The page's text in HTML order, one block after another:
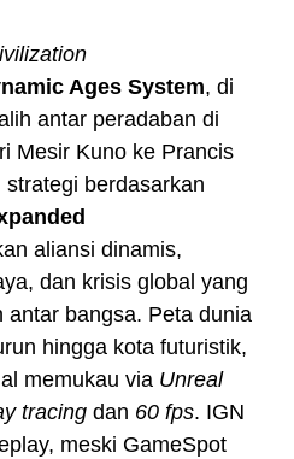
Ages System, di
antar peradaban di
Mesir Kuno ke Prancis
berdasarkan
aliansi dinamis,
dan krisis global yang
antar bangsa. Peta dunia
hingga kota futuristik,
memukau via Unreal
tracing dan 60 fps. IGN
meski GameSpot